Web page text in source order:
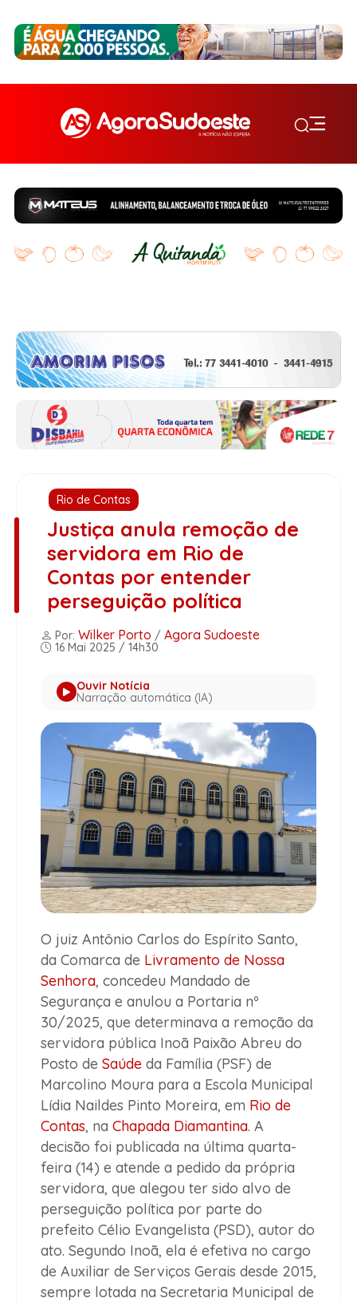
Rio de Contas
Justiça anula remoção de
servidora em Rio de
Contas por entender
perseguição política
Por: Wilker Porto / Agora Sudoeste
16 Mai 2025 / 14h30
Ouvir Notícia
Narração automática (IA)
O juiz Antônio Carlos do Espírito Santo,
da Comarca de Livramento de Nossa
Senhora, concedeu Mandado de
Segurança e anulou a Portaria nº
30/2025, que determinava a remoção da
servidora pública Inoã Paixão Abreu do
Posto de Saúde da Família (PSF) de
Marcolino Moura para a Escola Municipal
Lídia Naildes Pinto Moreira, em Rio de
Contas, na Chapada Diamantina. A
decisão foi publicada na última quarta-
feira (14) e atende a pedido da própria
servidora, que alegou ter sido alvo de
perseguição política por parte do
prefeito Célio Evangelista (PSD), autor do
ato. Segundo Inoã, ela é efetiva no cargo
de Auxiliar de Serviços Gerais desde 2015,
sempre lotada na Secretaria Municipal de